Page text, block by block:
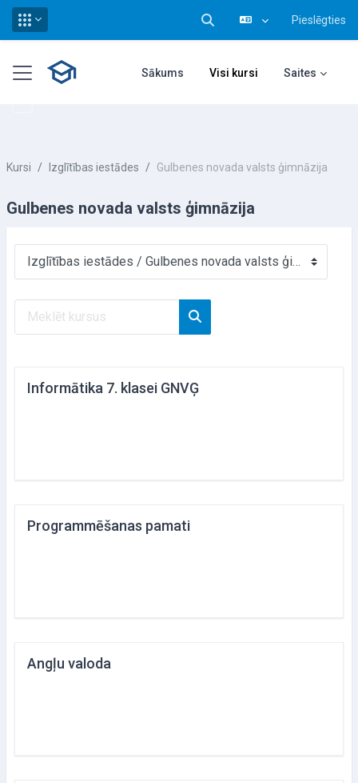
Pārslēgt meklēšanas
Pieslēgties
Sānu panelis Sākums Visi kursi Saites
Kursi Izglītības iestādes Gulbenes novada valsts ģimnāzija
Gulbenes novada valsts ģimnāzija
Kursu kategorijas
Meklēt kursus
Informātika 7. klasei GNVĢ
Programmēšanas pamati
Angļu valoda